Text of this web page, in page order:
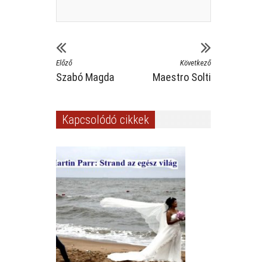
Előző
Szabó Magda
Következő
Maestro Solti
Kapcsolódó cikkek